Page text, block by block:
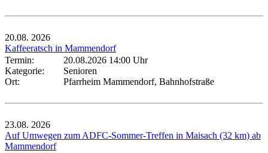
20.08. 2026
Kaffeeratsch in Mammendorf
Termin:
20.08.2026 14:00 Uhr
Kategorie:
Senioren
Ort:
Pfarrheim Mammendorf, Bahnhofstraße
23.08. 2026
Auf Umwegen zum ADFC-Sommer-Treffen in Maisach (32 km) ab
Mammendorf